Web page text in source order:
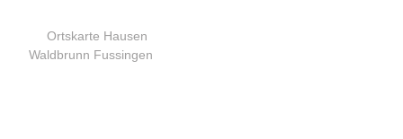
Ortskarte Hausen
Waldbrunn Fussingen